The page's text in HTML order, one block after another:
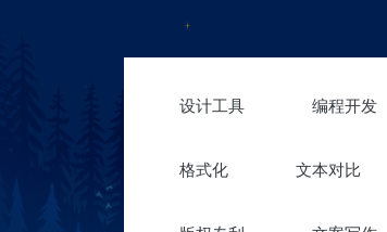
设计工具 编程开发
格式化 文本对比